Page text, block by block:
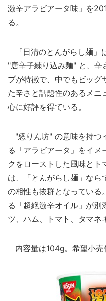
激辛アラビアータ味」を
る。
「日清のとんがらし麺」
"唐辛子練り込み麺" と、辛
プが特徴で、中でもビッグ
た辛さと話題性のあるメニ
心に好評を得ている。
"怒りん坊" の意味を持つ
る「アラビアータ」をイメ
クをローストした風味とト
は、「とんがらし麺」なら
の相性も抜群となっている
る「超絶激辛オイル」が別
ツ、ハム、トマト、タマネ
内容量は104g。希望小売